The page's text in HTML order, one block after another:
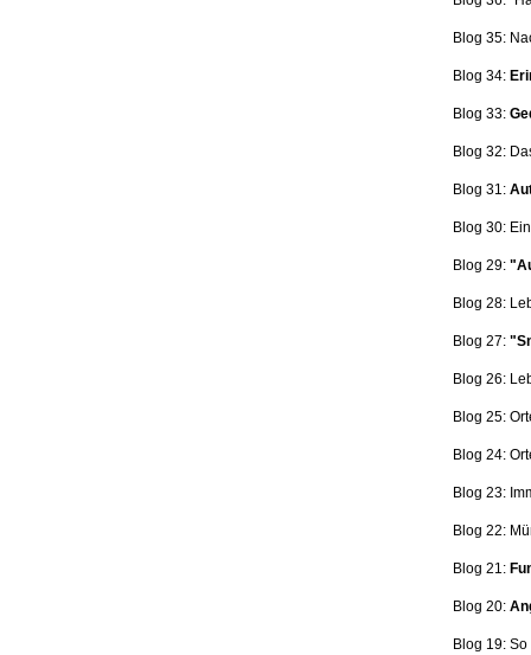
Blog 35:
Blog 34:
Blog 33:
Blog 32:
Blog 31:
Blog 30: Ein
Blog 29:
Blog 28:
Blog 27:
Blog 26:
Blog 25:
Blog 24:
Blog 23:
Blog 22:
Blog 21:
Blog 20:
Blog 19: